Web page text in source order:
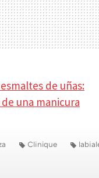
de uñas:
una manicura
Clinique